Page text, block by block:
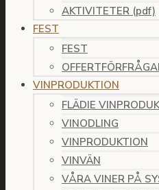
AKTIVITETER (pdf)
FEST
FEST
VINPRODUKTION
FLÄDIE
VINODLING
VINPRODUKTION
VINVÄN
VÅRA VINER PÅ